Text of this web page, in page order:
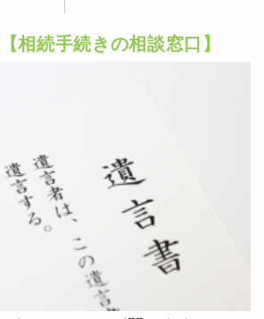
相続手続きの相談窓口】